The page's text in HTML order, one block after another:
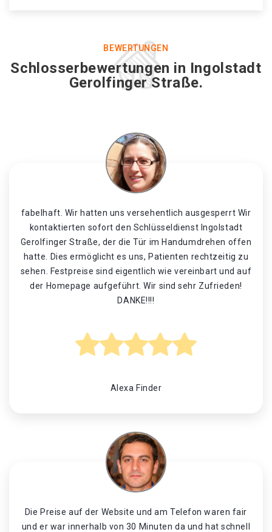
BEWERTUNGEN
Schlosserbewertungen in Ingolstadt
Gerolfinger Straße.
fabelhaft. Wir hatten uns versehentlich ausgesperrt Wir
kontaktierten sofort den Schlüsseldienst Ingolstadt
Gerolfinger Straße, der die Tür im Handumdrehen offen
hatte. Dies ermöglicht es uns, Patienten rechtzeitig zu
sehen. Festpreise sind eigentlich wie vereinbart und auf
der Homepage aufgeführt. Wir sind sehr Zufrieden!
DANKE!!!!
Alexa Finder
Die Preise auf der Website und am Telefon waren fair
und er war innerhalb von 30 Minuten da und hat schnell